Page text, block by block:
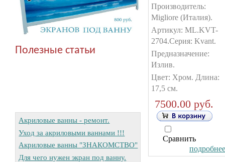
Полезные статьи
Акриловые ванны - ремонт.
Уход за акриловыми ваннами !!!
Акриловые ванны "ЗНАКОМСТВО"
Для чего нужен экран под ванну.
Производитель:
Migliore (Италия).
Артикул: ML.KVT-
2704.Серия: Kvant.
Предназначение:
Излив.
Цвет: Хром. Длина:
17,5 см.
7500.00 руб.
Сравнить